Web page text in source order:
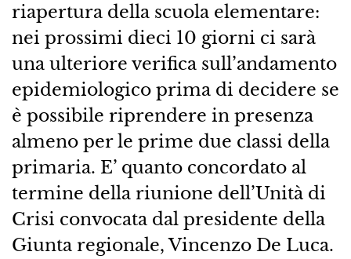
riapertura della scuola elementare:
nei prossimi dieci 10 giorni ci sarà
una ulteriore verifica sull’andamento
epidemiologico prima di decidere se
è possibile riprendere in presenza
almeno per le prime due classi della
primaria. E’ quanto concordato al
termine della riunione dell’Unità di
Crisi convocata dal presidente della
Giunta regionale, Vincenzo De Luca.